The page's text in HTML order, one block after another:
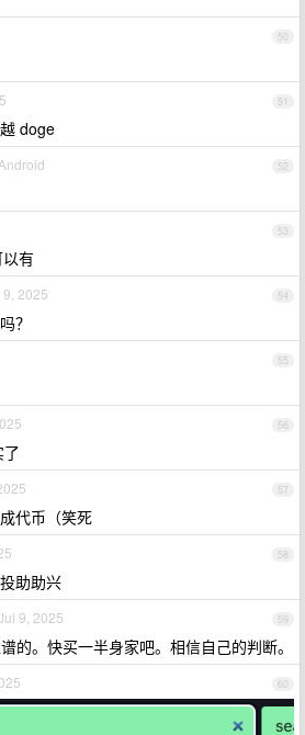
50
51
doge
52
53
有
54
2025
？
55
56
57
代币（笑死
58
助助兴
59
9, 2025
的。快买一半身家吧。相信自己的判断。
60